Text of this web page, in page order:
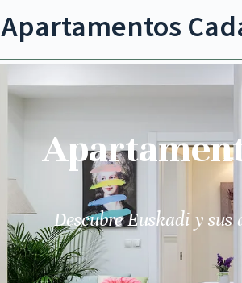
Apartamentos
Descubre Euskadi y